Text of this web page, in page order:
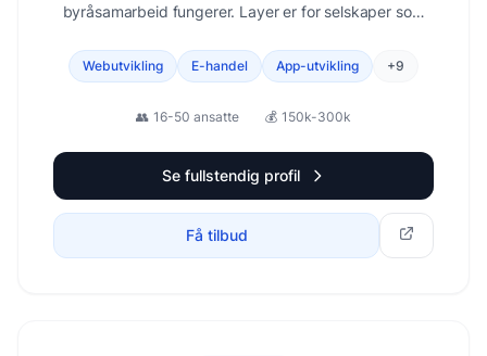
byråsamarbeid fungerer. Layer er for selskaper som
Webutvikling E-handel App-utvikling +9
👥 16-50 ansatte 💰 150k-300k
Se fullstendig profil
Få tilbud